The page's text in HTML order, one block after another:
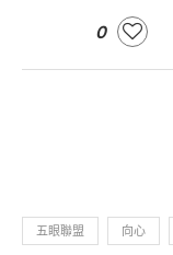
0
五眼聯盟 向心